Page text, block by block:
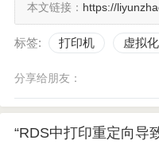
本文链接： https://
标签: 打印机 虚拟化
分享给朋友：
“RDS中打印重定向导